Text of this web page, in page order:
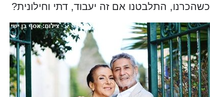
כשהכרנו, התלבטנו אם זה יעבוד, דתי וחילונית?